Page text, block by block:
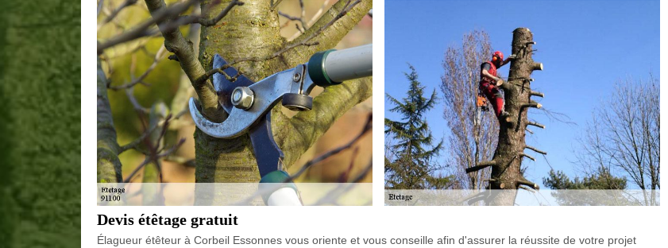
Devis étêtage gratuit
Élagueur étêteur à Corbeil Essonnes vous oriente et vous conseille afin d'assurer la réussite de votre projet